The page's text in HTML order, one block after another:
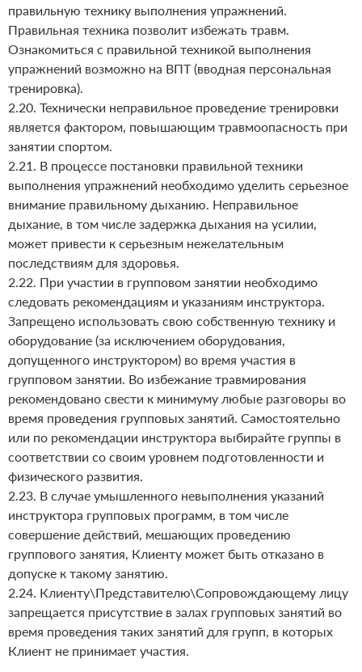
правильную технику выполнения упражнений.
Правильная техника позволит избежать травм.
Ознакомиться с правильной техникой выполнения
упражнений возможно на ВПТ (вводная персональная
тренировка).
2.20. Технически неправильное проведение тренировки
является фактором, повышающим травмоопасность при
занятии спортом.
2.21. В процессе постановки правильной техники
выполнения упражнений необходимо уделить серьезное
внимание правильному дыханию. Неправильное
дыхание, в том числе задержка дыхания на усилии,
может привести к серьезным нежелательным
последствиям для здоровья.
2.22. При участии в групповом занятии необходимо
следовать рекомендациям и указаниям инструктора.
Запрещено использовать свою собственную технику и
оборудование (за исключением оборудования,
допущенного инструктором) во время участия в
групповом занятии. Во избежание травмирования
рекомендовано свести к минимуму любые разговоры во
время проведения групповых занятий. Самостоятельно
или по рекомендации инструктора выбирайте группы в
соответствии со своим уровнем подготовленности и
физического развития.
2.23. В случае умышленного невыполнения указаний
инструктора групповых программ, в том числе
совершение действий, мешающих проведению
группового занятия, Клиенту может быть отказано в
допуске к такому занятию.
2.24. Клиенту\Представителю\Сопровождающему лицу
запрещается присутствие в залах групповых занятий во
время проведения таких занятий для групп, в которых
Клиент не принимает участия.